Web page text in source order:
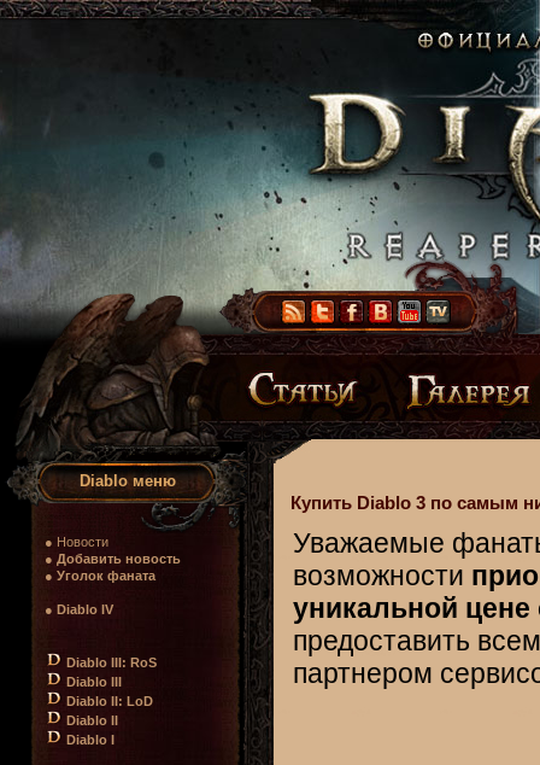
Diablo меню
● Новости
● Добавить новость
● Уголок фаната
● Diablo IV
Diablo III: RoS
Diablo III
Diablo II: LoD
Diablo II
Diablo I
Купить Diablo 3 по самым
Уважаемые
возможности
уникальной цене
предоставить
партнером